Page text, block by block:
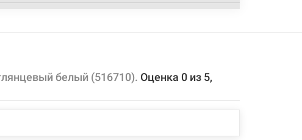
выдвижного излива в металлической оплетке
и конфигурация изделия, а также комплектация товара
белый (516710). Оценка 0 из 5,